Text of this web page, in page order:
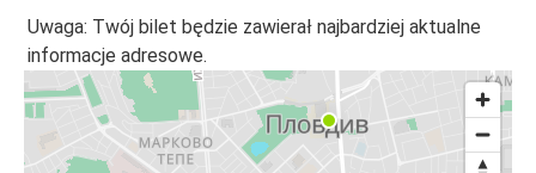
Uwaga: Twój bilet będzie zawierał najbardziej aktualne
informacje adresowe.